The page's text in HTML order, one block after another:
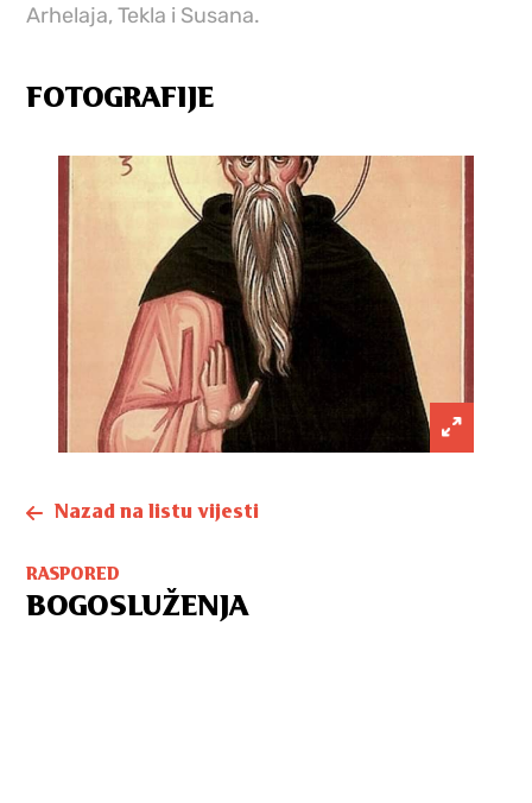
Arhelaja, Tekla i Susana.
FOTOGRAFIJE
Nazad na listu vijesti
RASPORED
BOGOSLUŽENJA